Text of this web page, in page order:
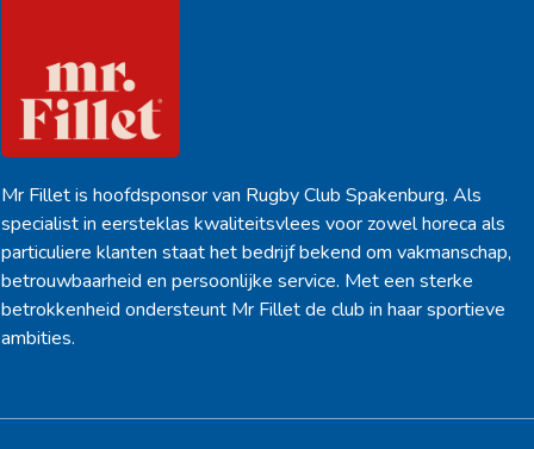
Mr Fillet is hoofdsponsor van Rugby Club Spakenburg. Als
specialist in eersteklas kwaliteitsvlees voor zowel horeca als
particuliere klanten staat het bedrijf bekend om vakmanschap,
betrouwbaarheid en persoonlijke service. Met een sterke
betrokkenheid ondersteunt Mr Fillet de club in haar sportieve
ambities.